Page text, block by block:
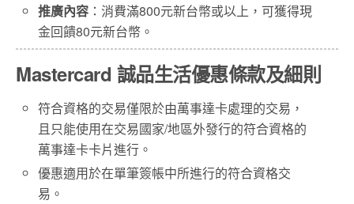
推廣內容 ：消費滿800元新台幣或以上，可獲得現
金回饋80元新台幣。
Mastercard 誠品生活優惠條款及細則
符合資格的交易僅限於由萬事達卡處理的交易，
且只能使用在交易國家/地區外發行的符合資格的
萬事達卡卡片進行。
優惠適用於在單筆簽帳中所進行的符合資格交
易。